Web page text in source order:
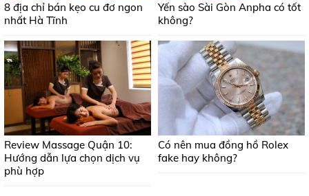
8 địa chỉ bán kẹo cu đơ ngon
nhất Hà Tĩnh
Yến sào Sài Gòn Anpha có tốt
không?
Review Massage Quận 10:
Hướng dẫn lựa chọn dịch vụ
phù hợp
Có nên mua đồng hồ Rolex
fake hay không?